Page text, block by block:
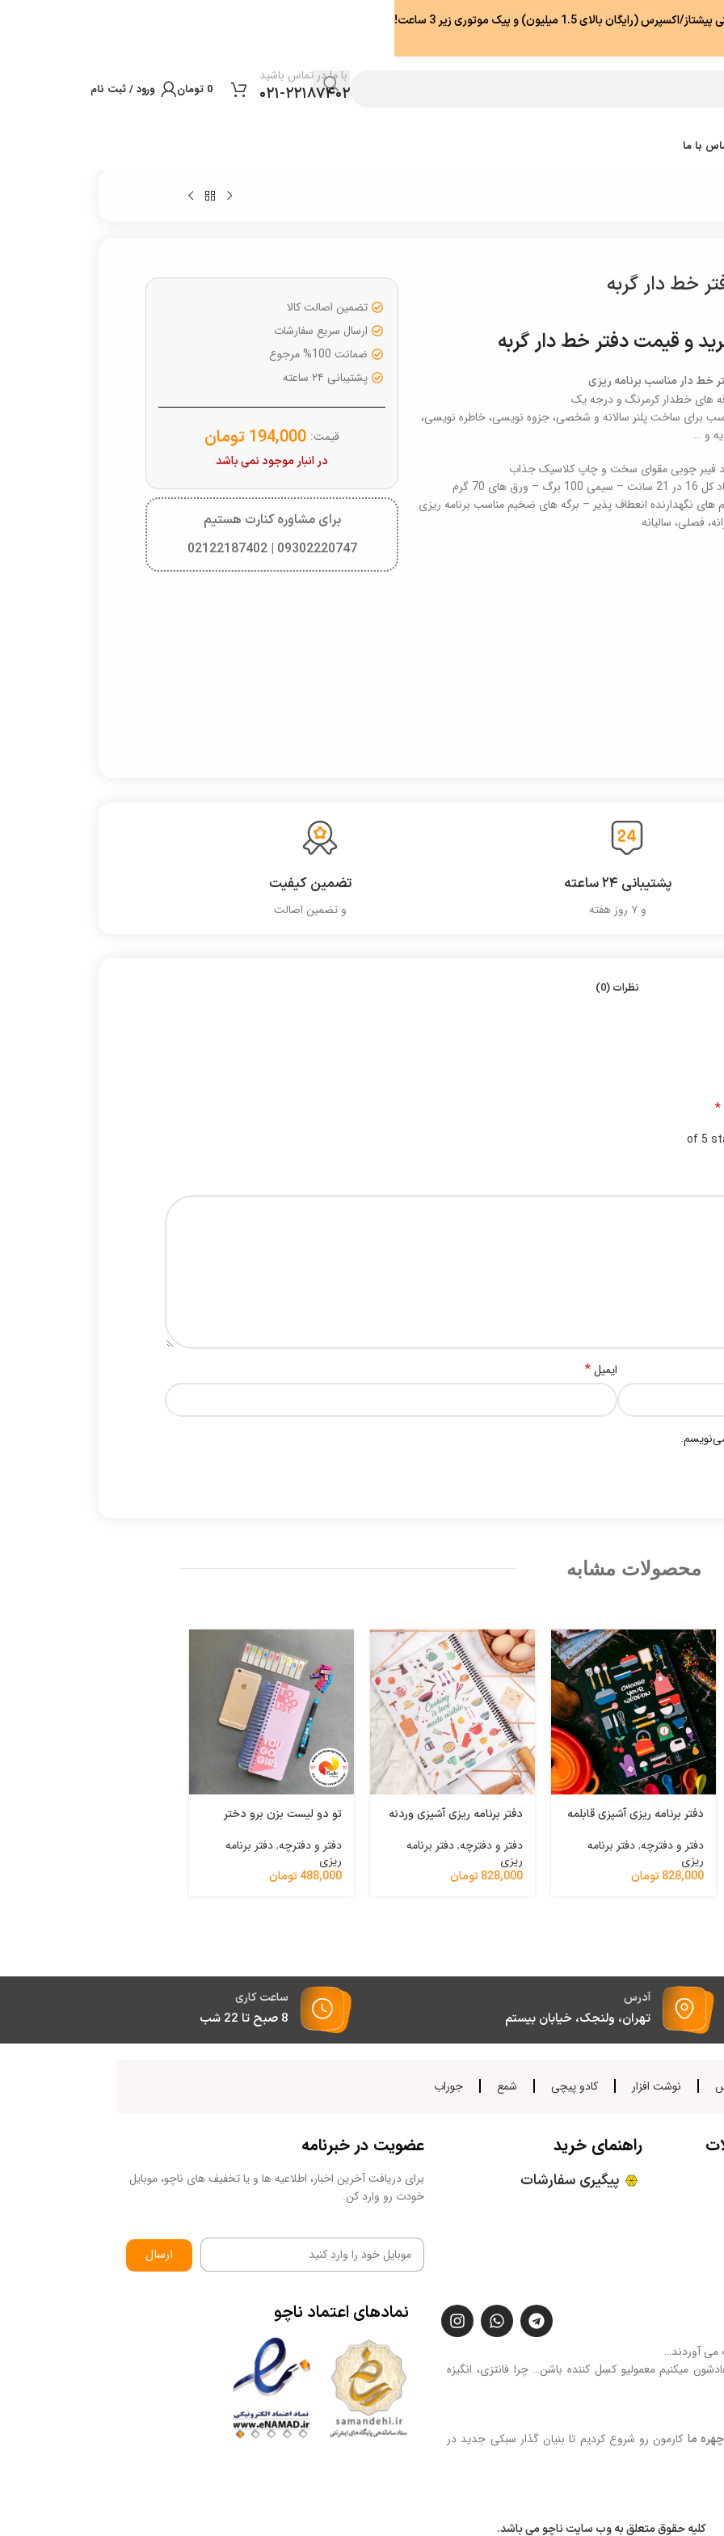
با ما در تماس باشید
۰۲۱-۲۲۱۸۷۴۰۲ 0 تومان ورود / ثبت نام
با ما
خط دار گربه
و قیمت دفتر خط دار گربه
خط دار مناسب برنامه ریزی
های خطدار کرمرنگ و درجه یک
برای ساخت پلنر سالانه و شخصی، جزوه نویسی، خاطره نویسی،
و …
فیبر چوبی مقوای سخت و چاپ کلاسیک جذاب
100 برگ – ورق های 70 گرم
های نگهدارنده انعطاف پذیر – برگه های ضخیم مناسب برنامه ریزی
فصلی، سالیانه
تضمین اصالت کالا
ارسال سریع سفارشات
ضمانت 100% مرجوع
پشتیبانی ۲۴ ساعته
قیمت: 194,000 تومان
در انبار موجود نمی باشد
برای مشاوره کنارت هستیم
09302220747 | 02122187402
پشتیبانی ۲۴ ساعته
و ۷ روز هفته
تضمین کیفیت
و تضمین اصالت
نظرات (0)
*
ایمیل*
محصولات مشابه
دفتر برنامه ریزی آشپزی قابلمه
دفتر و دفترچه,دفتر برنامه
ریزی
828,000تومان
دفتر برنامه ریزی آشپزی وردنه
دفتر و دفترچه,دفتر برنامه
ریزی
828,000تومان
تو دو لیست بزن برو دختر
دفتر و دفترچه,دفتر برنامه
ریزی
488,000تومان
آدرس
تهران، ولنجک، خیابان بیستم
ساعت کاری
8 صبح تا 22 شب
نوشت افزار کادو پیچی شمع جوراب
راهنمای خرید
پیگیری سفارشات
عضویت در خبرنامه
برای دریافت آخرین اخبار، اطلاعیه ها و یا تخفیف های ناچو، موبایل
خودت رو وارد کن.
ارسال
می آوردند…
میکنیم معمولیو کسل کننده باشن… چرا فانتزی، انگیزه
ما کارمون رو شروع کردیم تا بنیان گذار سبکی جدید در
نمادهای اعتماد ناچو
کلیه حقوق متعلق به وب سایت ناچو می باشد.
(رایگان بالای 1.5 میلیون) و پیک موتوری زیر 3 ساعت!